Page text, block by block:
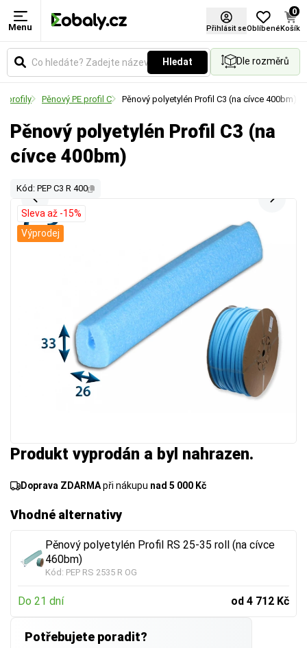
Menu Přihlásit seOblíbené
0
Košík
Hledat Dle rozměrů
profily Pěnový PE profil C Pěnový polyetylén Profil C3 (na cívce 400bm)
Pěnový polyetylén Profil C3 (na
cívce 400bm)
Kód: PEP C3 R 400
Produkt vyprodán a byl nahrazen.
Doprava ZDARMApři nákupu nad 5 000 Kč
Vhodné alternativy
Pěnový polyetylén Profil RS 25-35 roll (na cívce
460bm)
Kód: PEP RS 2535 R OG
Do 21 dní od 4 712 Kč
Potřebujete poradit?
Sleva až -15%
Výprodej